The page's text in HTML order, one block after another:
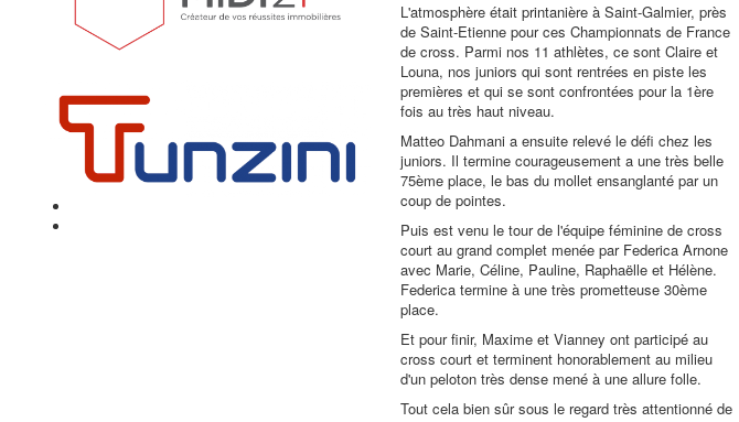
L'atmosphère était printanière à Saint-Galmier, près
de Saint-Etienne pour ces Championnats de France
de cross. Parmi nos 11 athlètes, ce sont Claire et
Louna, nos juniors qui sont rentrées en piste les
premières et qui se sont confrontées pour la 1ère
fois au très haut niveau.
Matteo Dahmani a ensuite relevé le défi chez les
juniors. Il termine courageusement a une très belle
75ème place, le bas du mollet ensanglanté par un
coup de pointes.
Puis est venu le tour de l'équipe féminine de cross
court au grand complet menée par Federica Arnone
avec Marie, Céline, Pauline, Raphaëlle et Hélène.
Federica termine à une très prometteuse 30ème
place.
Et pour finir, Maxime et Vianney ont participé au
cross court et terminent honorablement au milieu
d'un peloton très dense mené à une allure folle.
Tout cela bien sûr sous le regard très attentionné de